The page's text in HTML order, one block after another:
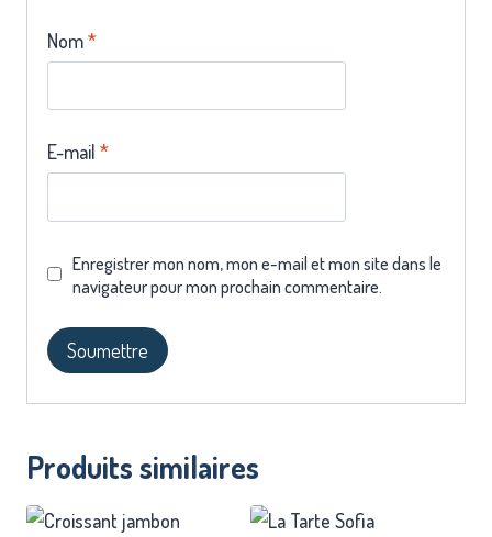
Nom*
E-mail *
Enregistrer mon nom, mon e-mail et mon site dans le
navigateur pour mon prochain commentaire.
Produits similaires